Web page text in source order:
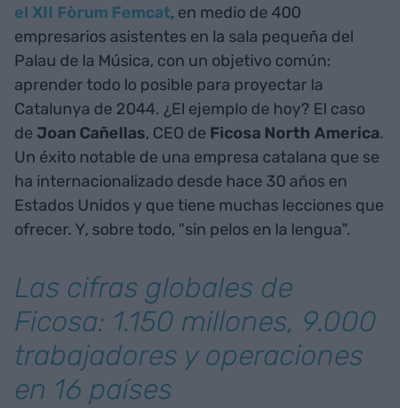
el XII Fòrum Femcat, en medio de 400
empresarios asistentes en la sala pequeña del
Palau de la Música, con un objetivo común:
aprender todo lo posible para proyectar la
Catalunya de 2044. ¿El ejemplo de hoy? El caso
de Joan Cañellas, CEO de Ficosa North America.
Un éxito notable de una empresa catalana que se
ha internacionalizado desde hace 30 años en
Estados Unidos y que tiene muchas lecciones que
ofrecer. Y, sobre todo, "sin pelos en la lengua".
Las cifras globales de
Ficosa: 1.150 millones, 9.000
trabajadores y operaciones
en 16 países